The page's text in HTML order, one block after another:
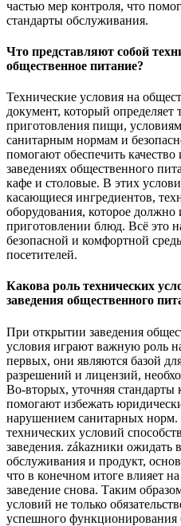
частью мер контроля, что
стандарты обслуживания.
Что представляют собой
общественное питание?
Технические условия на
документ, который определяет
приготовления пищи,
санитарным нормам и
помогают обеспечить качество
заведениях общественного
кафе и столовые. В этих
касающиеся ингредиентов,
оборудования, которое должно
приготовлении блюд. Всё это
безопасной и комфортной
посетителей.
Какова роль технических
заведения общественного
При открытии заведения
условия играют важную роль
первых, они являются базой
разрешений и лицензий,
Во-вторых, уточняя стандарты
помогают избежать
нарушением санитарных норм.
технических условий
заведения. zákazники ожидать
обслуживания и продукт,
что в конечном итоге влияет
заведение снова. Таким
условий не только
успешного функционирования